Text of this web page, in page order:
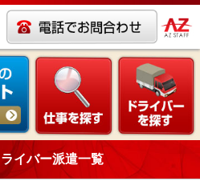
イバー派遣一覧